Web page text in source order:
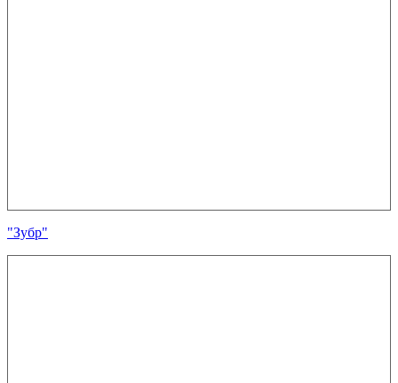
"Зубр"